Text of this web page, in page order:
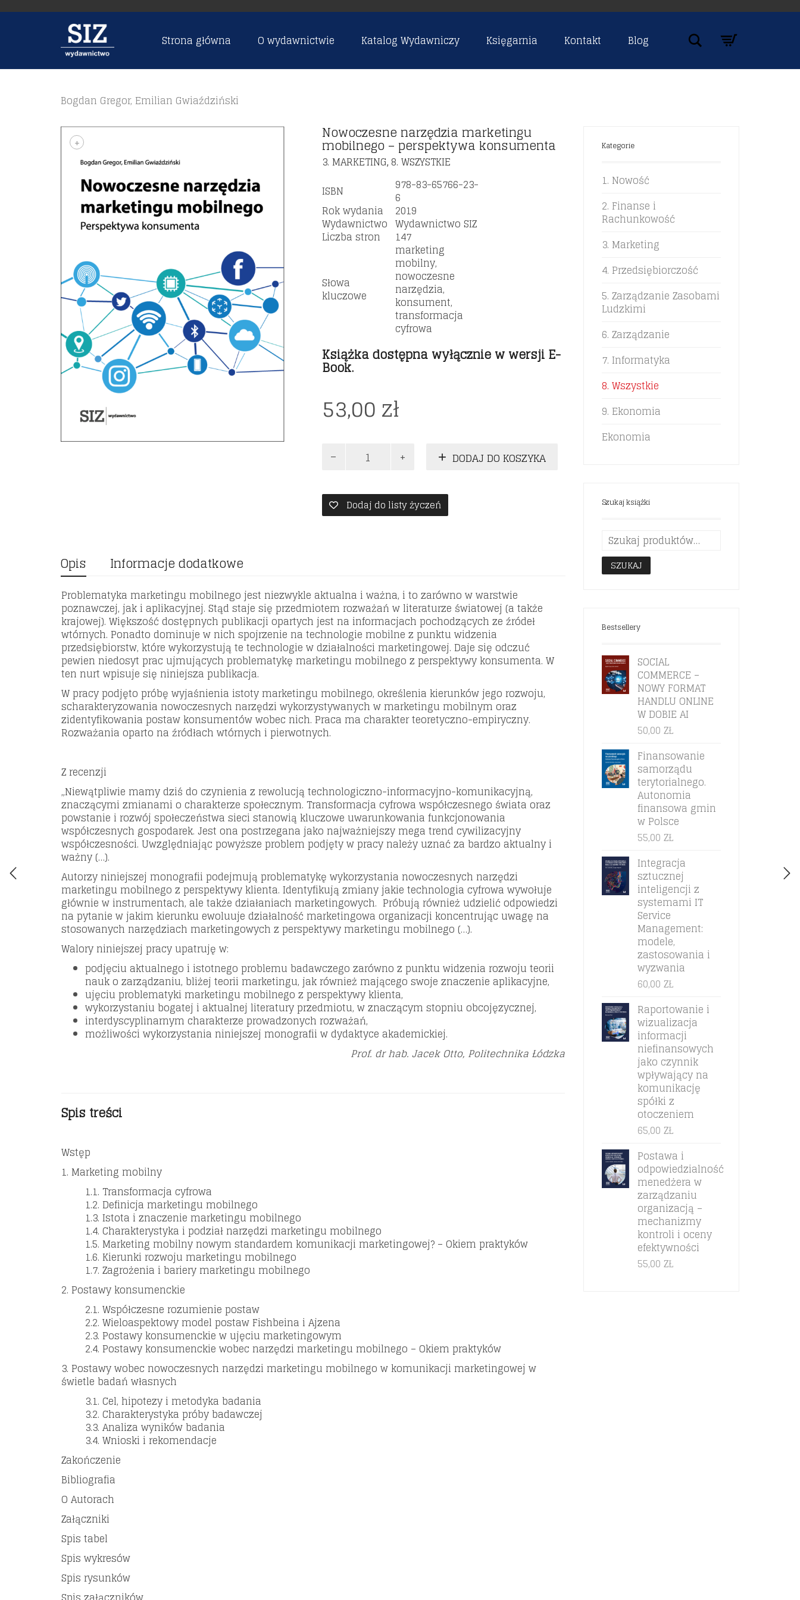
Strona główna O wydawnictwie Katalog Wydawniczy Księgarnia Kontakt Blog Szukaj
Bogdan Gregor, Emilian Gwiaździński
+ Nowoczesne narzędzia marketingu
mobilnego – perspektywa konsumenta
3. MARKETING, 8. WSZYSTKIE
ISBN
978-83-65766-23-
6
Rok wydania 2019
Wydawnictwo Wydawnictwo SIZ
Liczba stron 147
Słowa
kluczowe
marketing
mobilny,
nowoczesne
narzędzia,
konsument,
transformacja
cyfrowa
Książka dostępna wyłącznie w wersji E-
Book.
53,00zł
Nowoczesne
mobilnego
–
DODAJ DO KOSZYKA
Dodaj do listy życzeń
Opis Informacje dodatkowe
Problematyka marketingu mobilnego jest niezwykle aktualna i ważna, i to zarówno w warstwie
poznawczej, jak i aplikacyjnej. Stąd staje się przedmiotem rozważań w literaturze światowej (a także
krajowej). Większość dostępnych publikacji opartych jest na informacjach pochodzących ze źródeł
wtórnych. Ponadto dominuje w nich spojrzenie na technologie mobilne z punktu widzenia
przedsiębiorstw, które wykorzystują te technologie w działalności marketingowej. Daje się odczuć
pewien niedosyt prac ujmujących problematykę marketingu mobilnego z perspektywy konsumenta. W
ten nurt wpisuje się niniejsza publikacja.
W pracy podjęto próbę wyjaśnienia istoty marketingu mobilnego, określenia kierunków jego rozwoju,
scharakteryzowania nowoczesnych narzędzi wykorzystywanych w marketingu mobilnym oraz
zidentyfikowania postaw konsumentów wobec nich. Praca ma charakter teoretyczno-empiryczny.
Rozważania oparto na źródłach wtórnych i pierwotnych.
Z recenzji
„Niewątpliwie mamy dziś do czynienia z rewolucją technologiczno-informacyjno-komunikacyjną,
znaczącymi zmianami o charakterze społecznym. Transformacja cyfrowa współczesnego świata oraz
powstanie i rozwój społeczeństwa sieci stanowią kluczowe uwarunkowania funkcjonowania
współczesnych gospodarek. Jest ona postrzegana jako najważniejszy mega trend cywilizacyjny
współczesności. Uwzględniając powyższe problem podjęty w pracy należy uznać za bardzo aktualny i
ważny (…).
Autorzy niniejszej monografii podejmują problematykę wykorzystania nowoczesnych narzędzi
marketingu mobilnego z perspektywy klienta. Identyfikują zmiany jakie technologia cyfrowa wywołuje
głównie w instrumentach, ale także działaniach marketingowych. Próbują również udzielić odpowiedzi
na pytanie w jakim kierunku ewoluuje działalność marketingowa organizacji koncentrując uwagę na
stosowanych narzędziach marketingowych z perspektywy marketingu mobilnego (…).
Walory niniejszej pracy upatruję w:
podjęciu aktualnego i istotnego problemu badawczego zarówno z punktu widzenia rozwoju teorii
nauk o zarządzaniu, bliżej teorii marketingu, jak również mającego swoje znaczenie aplikacyjne,
ujęciu problematyki marketingu mobilnego z perspektywy klienta,
wykorzystaniu bogatej i aktualnej literatury przedmiotu, w znaczącym stopniu obcojęzycznej,
interdyscyplinarnym charakterze prowadzonych rozważań,
możliwości wykorzystania niniejszej monografii w dydaktyce akademickiej.
Prof. dr hab. Jacek Otto, Politechnika Łódzka
Spis treści
Wstęp
1. Marketing mobilny
1.1. Transformacja cyfrowa
1.2. Definicja marketingu mobilnego
1.3. Istota i znaczenie marketingu mobilnego
1.4. Charakterystyka i podział narzędzi marketingu mobilnego
1.5. Marketing mobilny nowym standardem komunikacji marketingowej? – Okiem praktyków
1.6. Kierunki rozwoju marketingu mobilnego
1.7. Zagrożenia i bariery marketingu mobilnego
2. Postawy konsumenckie
2.1. Współczesne rozumienie postaw
2.2. Wieloaspektowy model postaw Fishbeina i Ajzena
2.3. Postawy konsumenckie w ujęciu marketingowym
2.4. Postawy konsumenckie wobec narzędzi marketingu mobilnego – Okiem praktyków
3. Postawy wobec nowoczesnych narzędzi marketingu mobilnego w komunikacji marketingowej w
świetle badań własnych
3.1. Cel, hipotezy i metodyka badania
3.2. Charakterystyka próby badawczej
3.3. Analiza wyników badania
3.4. Wnioski i rekomendacje
Zakończenie
Bibliografia
O Autorach
Załączniki
Spis tabel
Spis wykresów
Spis rysunków
Kategorie
1. Nowość
2. Finanse i
Rachunkowość
3. Marketing
4. Przedsiębiorczość
5. Zarządzanie Zasobami
Ludzkimi
6. Zarządzanie
7. Informatyka
8. Wszystkie
9. Ekonomia
Ekonomia
Szukaj książki
SZUKAJ
Bestsellery
SOCIAL
COMMERCE –
NOWY FORMAT
HANDLU ONLINE
W DOBIE AI
50,00 ZŁ
Finansowanie
samorządu
terytorialnego.
Autonomia
finansowa gmin
w Polsce
55,00 ZŁ
Integracja
sztucznej
inteligencji z
systemami IT
Service
Management:
modele,
zastosowania i
wyzwania
60,00 ZŁ
Raportowanie i
wizualizacja
informacji
niefinansowych
jako czynnik
wpływający na
komunikację
spółki z
otoczeniem
65,00 ZŁ
Postawa i
odpowiedzialność
menedżera w
zarządzaniu
organizacją –
mechanizmy
kontroli i oceny
efektywności
55,00 ZŁ